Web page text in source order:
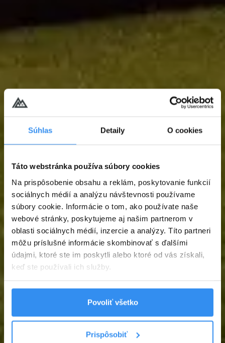
Súhlas Detaily O cookies
Táto webstránka používa súbory cookies
Na prispôsobenie obsahu a reklám, poskytovanie funkcií
sociálnych médií a analýzu návštevnosti používame
súbory cookie. Informácie o tom, ako používate naše
webové stránky, poskytujeme aj našim partnerom v
oblasti sociálnych médií, inzercie a analýzy. Títo partneri
môžu príslušné informácie skombinovať s ďalšími
údajmi, ktoré ste im poskytli alebo ktoré od vás získali,
keď ste používali ich služby.
Povoliť všetko
Prispôsobiť